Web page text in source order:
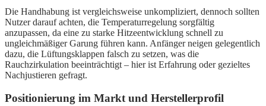
Die Handhabung ist vergleichsweise unkompliziert, dennoch sollten
Nutzer darauf achten, die Temperaturregelung sorgfältig
anzupassen, da eine zu starke Hitzeentwicklung schnell zu
ungleichmäßiger Garung führen kann. Anfänger neigen gelegentlich
dazu, die Lüftungsklappen falsch zu setzen, was die
Rauchzirkulation beeinträchtigt – hier ist Erfahrung oder gezieltes
Nachjustieren gefragt.
Positionierung im Markt und Herstellerprofil